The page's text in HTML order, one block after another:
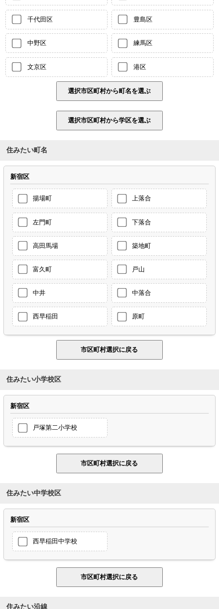
千代田区 豊島区
中野区 練馬区
文京区 港区
住みたい町名
新宿区
揚場町 上落合
左門町 下落合
高田馬場 築地町
富久町 戸山
中井 中落合
西早稲田 原町
住みたい小学校区
新宿区
戸塚第二小学校
住みたい中学校区
新宿区
西早稲田中学校
住みたい沿線